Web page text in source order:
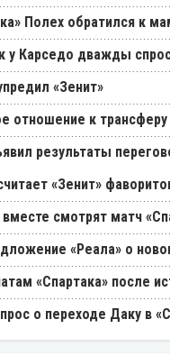
Полех обратился к
у Карседо дважды
«Зенит»
отношение к
результаты
«Зенит»
смотрят матч
«Реала» о
«Спартака» после
о переходе Даку в